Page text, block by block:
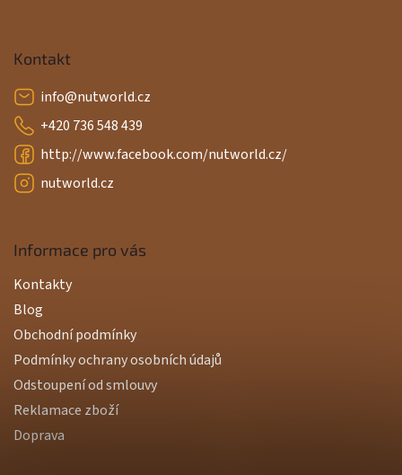
Kontakt
info@nutworld.cz
+420 736 548 439
http://www.facebook.com/nutworld.cz/
nutworld.cz
Informace pro vás
Kontakty
Blog
Obchodní podmínky
Podmínky ochrany osobních údajů
Odstoupení od smlouvy
Reklamace zboží
Doprava